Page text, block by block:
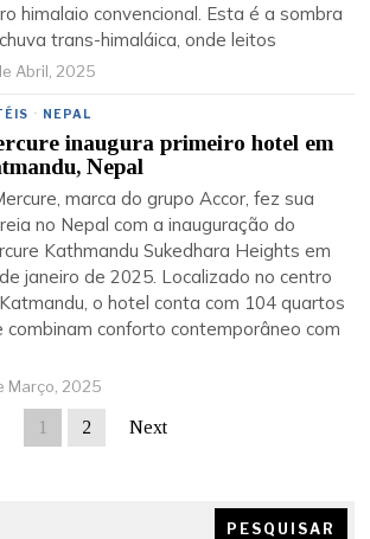
himalaio convencional. Esta é a sombra
trans-himaláica, onde leitos
Abril, 2025
· NEPAL
inaugura primeiro hotel em
Nepal
marca do grupo Accor, fez sua
no Nepal com a inauguração do
Kathmandu Sukedhara Heights em
janeiro de 2025. Localizado no centro
o hotel conta com 104 quartos
combinam conforto contemporâneo com
Março, 2025
1 2 Next
PESQUISAR